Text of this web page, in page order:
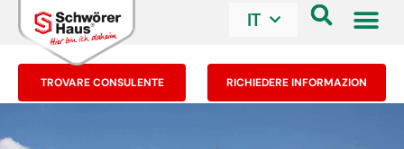
IT
TROVARE CONSULENTE RICHIEDERE INFORMAZION